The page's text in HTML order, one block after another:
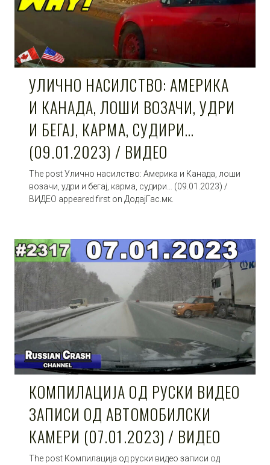
УЛИЧНО НАСИЛСТВО: АМЕРИКА
И КАНАДА, ЛОШИ ВОЗАЧИ, УДРИ
И БЕГАЈ, КАРМА, СУДИРИ…
(09.01.2023) / ВИДЕО
The post Улично насилство: Америка и Канада, лоши
возачи, удри и бегај, карма, судири… (09.01.2023) /
ВИДЕО appeared first on ДодајГас.мк.
КОМПИЛАЦИЈА ОД РУСКИ ВИДЕО
ЗАПИСИ ОД АВТОМОБИЛСКИ
КАМЕРИ (07.01.2023) / ВИДЕО
The post Компилација од руски видео записи од